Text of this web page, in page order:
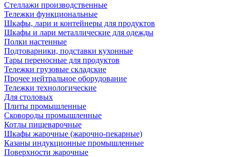
Стеллажи производственные
Тележки функциональные
Шкафы, лари и контейнеры для продуктов
Шкафы и лари металлические для одежды
Полки настенные
Подтоварники, подставки кухонные
Тары переносные для продуктов
Тележки грузовые складские
Прочее нейтральное оборудование
Тележки технологические
Для столовых
Плиты промышленные
Сковороды промышленные
Котлы пищеварочные
Шкафы жарочные (жарочно-пекарные)
Казаны индукционные промышленные
Поверхности жарочные